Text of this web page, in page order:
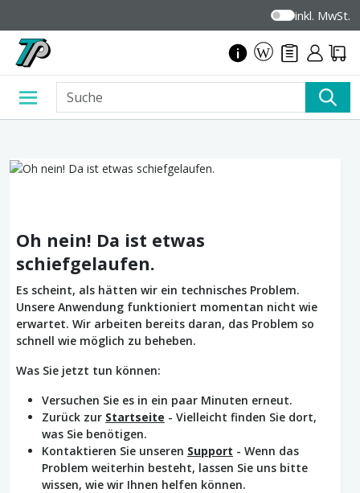
inkl. MwSt.
Oh nein! Da ist etwas
schiefgelaufen.
Es scheint, als hätten wir ein technisches Problem.
Unsere Anwendung funktioniert momentan nicht wie
erwartet. Wir arbeiten bereits daran, das Problem so
schnell wie möglich zu beheben.
Was Sie jetzt tun können:
Versuchen Sie es in ein paar Minuten erneut.
Zurück zur Startseite - Vielleicht finden Sie dort,
was Sie benötigen.
Kontaktieren Sie unseren Support - Wenn das
Problem weiterhin besteht, lassen Sie uns bitte
wissen, wie wir Ihnen helfen können.